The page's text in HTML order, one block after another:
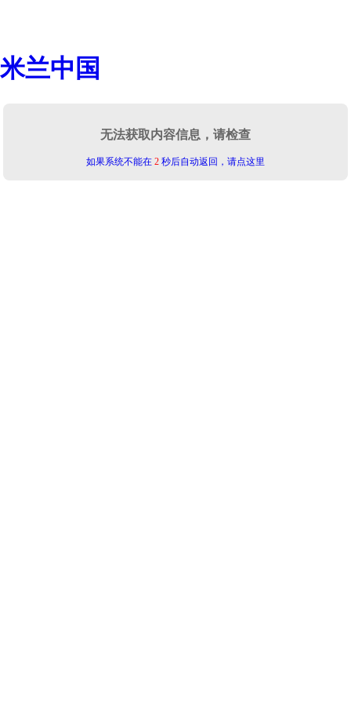
米兰中国
无法获取内容信息，请检查
如果系统不能在 2 秒后自动返回，请点这里